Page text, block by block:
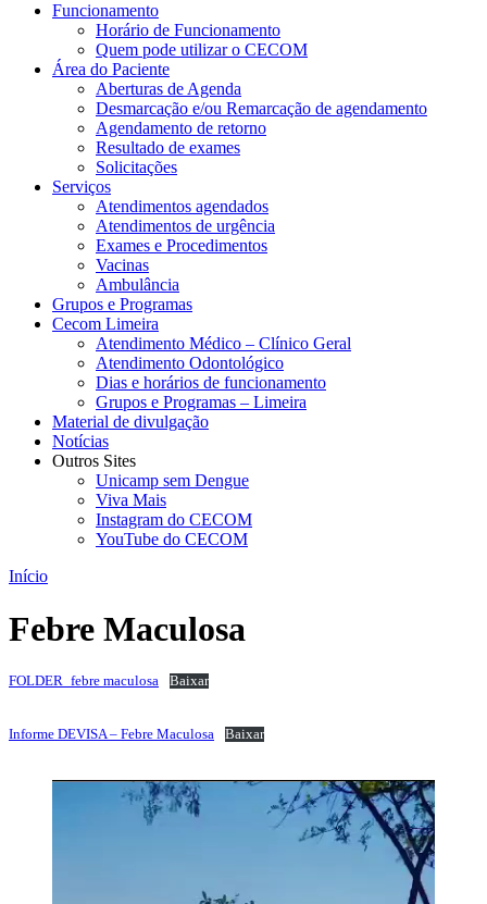
Funcionamento
Horário de Funcionamento
Quem pode utilizar o CECOM
Área do Paciente
Aberturas de Agenda
Desmarcação e/ou Remarcação de agendamento
Agendamento de retorno
Resultado de exames
Solicitações
Serviços
Atendimentos agendados
Atendimentos de urgência
Exames e Procedimentos
Vacinas
Ambulância
Grupos e Programas
Cecom Limeira
Atendimento Médico – Clínico Geral
Atendimento Odontológico
Dias e horários de funcionamento
Grupos e Programas – Limeira
Material de divulgação
Notícias
Outros Sites
Unicamp sem Dengue
Viva Mais
Instagram do CECOM
YouTube do CECOM
Início
Febre Maculosa
FOLDER_febre maculosa Baixar
Informe DEVISA – Febre Maculosa Baixar